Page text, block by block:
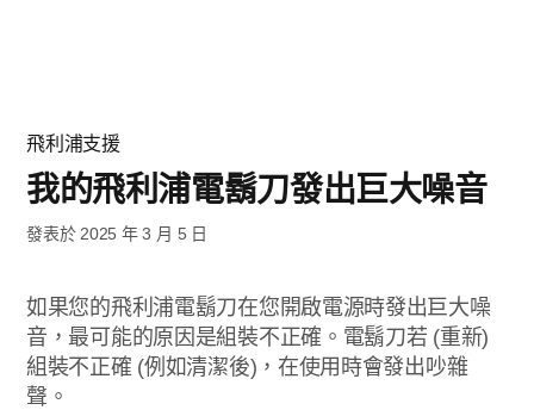
飛利浦支援
我的飛利浦電鬍刀發出巨大噪音
發表於 2025 年 3 月 5 日
如果您的飛利浦電鬍刀在您開啟電源時發出巨大噪
音，最可能的原因是組裝不正確。電鬍刀若 (重新)
組裝不正確 (例如清潔後)，在使用時會發出吵雜
聲。